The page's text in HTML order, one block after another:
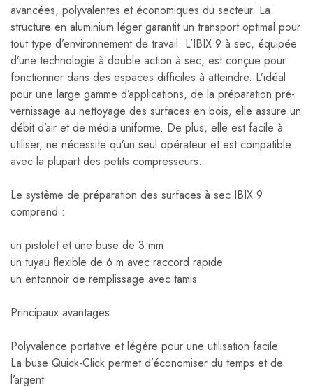
avancées, polyvalentes et économiques du secteur. La
structure en aluminium léger garantit un transport optimal pour
tout type d’environnement de travail. L’IBIX 9 à sec, équipée
d’une technologie à double action à sec, est conçue pour
fonctionner dans des espaces difficiles à atteindre. L’idéal
pour une large gamme d’applications, de la préparation pré-
vernissage au nettoyage des surfaces en bois, elle assure un
débit d’air et de média uniforme. De plus, elle est facile à
utiliser, ne nécessite qu’un seul opérateur et est compatible
avec la plupart des petits compresseurs.
Le système de préparation des surfaces à sec IBIX 9
comprend :
un pistolet et une buse de 3 mm
un tuyau flexible de 6 m avec raccord rapide
un entonnoir de remplissage avec tamis
Principaux avantages
Polyvalence portative et légère pour une utilisation facile
La buse Quick-Click permet d’économiser du temps et de
l’argent